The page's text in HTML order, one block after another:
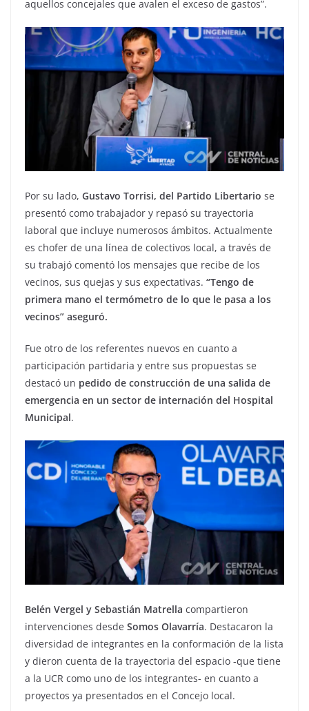
aquellos concejales que avalen el exceso de gastos”.
Por su lado, Gustavo Torrisi, del Partido Libertario se
presentó como trabajador y repasó su trayectoria
laboral que incluye numerosos ámbitos. Actualmente
es chofer de una línea de colectivos local, a través de
su trabajó comentó los mensajes que recibe de los
vecinos, sus quejas y sus expectativas. “Tengo de
primera mano el termómetro de lo que le pasa a los
vecinos” aseguró.
Fue otro de los referentes nuevos en cuanto a
participación partidaria y entre sus propuestas se
destacó un pedido de construcción de una salida de
emergencia en un sector de internación del Hospital
Municipal.
Belén Vergel y Sebastián Matrella compartieron
intervenciones desde Somos Olavarría. Destacaron la
diversidad de integrantes en la conformación de la lista
y dieron cuenta de la trayectoria del espacio -que tiene
a la UCR como uno de los integrantes- en cuanto a
proyectos ya presentados en el Concejo local.